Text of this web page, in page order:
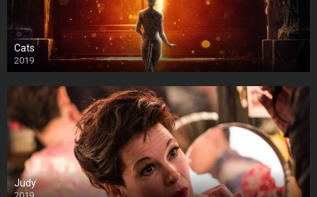
Cats
2019
Judy